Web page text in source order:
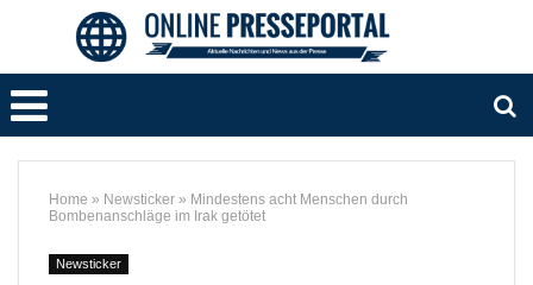
Home » Newsticker » Mindestens acht Menschen durch
Bombenanschläge im Irak getötet
Newsticker